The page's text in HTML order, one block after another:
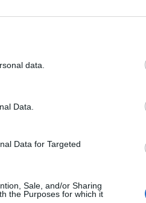
data.
Data.
Data for Targeted
Sale, and/or Sharing
the Purposes for which it
εργαζομένων, εκφράζοντας
να εκκενώσει την κλινική
να μην σημειωθεί
είναι σοβαρές και πρέπει να
αιτίων και των συνθηκών
η Ελληνική Αστυνομία.
με τον Πολίτη
για τη γειτονιά σου.